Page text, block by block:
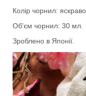
Колір чорнил:
Об'єм чорнил: 30 мл.
Зроблено в Японії.